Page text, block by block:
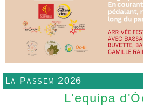
La Passem 2026
L'equipa